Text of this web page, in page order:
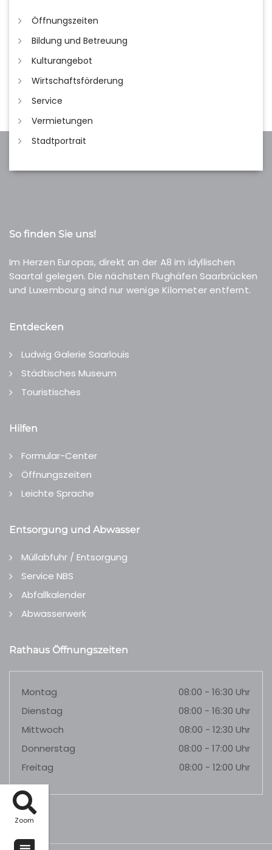
Zoom
Öffnungszeiten
Bildung und Betreuung
Kulturangebot
Wirtschaftsförderung
Service
Vermietungen
Stadtportrait
So finden Sie uns!
Im Herzen Europas, direkt an der A8 im idyllischen
Saartal gelegen. Die nächsten Flughäfen Saarbrücken
und Luxembourg sind nur wenige Kilometer entfernt.
Entdecken
Ludwig Galerie Saarlouis
Städtisches Museum
Touristisches
Hilfen
Formular-Center
Öffnungszeiten
Leichte Sprache
Entsorgung und Abwasser
Müllabfuhr / Entsorgung
Service NBS
Abfallkalender
Abwasserwerk
Rathaus Öffnungszeiten
Montag
08:00 - 16:30 Uhr
Dienstag
08:00 - 16:30 Uhr
Mittwoch
08:00 - 12:30 Uhr
Donnerstag
08:00 - 17:00 Uhr
Freitag
08:00 - 12:00 Uhr